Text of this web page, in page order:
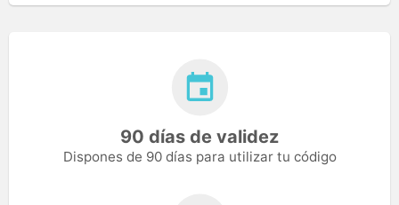
90 días de validez
Dispones de 90 días para utilizar tu código